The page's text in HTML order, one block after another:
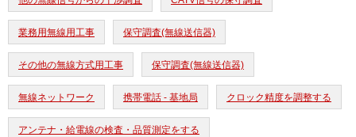
業務用無線用工事 保守調査(無線送信器)
その他の無線方式用工事 保守調査(無線送信器)
無線ネットワーク 携帯電話 - 基地局 クロック精度を調整する
アンテナ・給電線の検査・品質測定をする